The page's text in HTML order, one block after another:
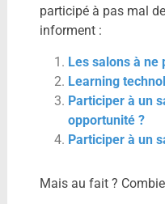
participé à pas mal
informent :
Les salons à ne
Learning
Participer à un
opportunité ?
Participer à un
Mais au fait ?